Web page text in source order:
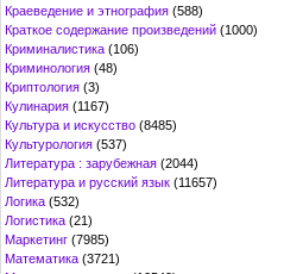
Краеведение и этнография (588)
Краткое содержание произведений (1000)
Криминалистика (106)
Криминология (48)
Криптология (3)
Кулинария (1167)
Культура и искусство (8485)
Культурология (537)
Литература : зарубежная (2044)
Литература и русский язык (11657)
Логика (532)
Логистика (21)
Маркетинг (7985)
Математика (3721)